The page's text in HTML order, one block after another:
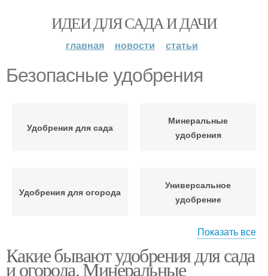
ИДЕИ ДЛЯ САДА И ДАЧИ
главная новости статьи
Безопасные удобрения
Удобрения для сада
Минеральные
удобрения
Удобрения для огорода
Универсальное
удобрение
Удобрение для огорода
подкормки
Показать все
Какие бывают удобрения для сада
и огорода. Минеральные